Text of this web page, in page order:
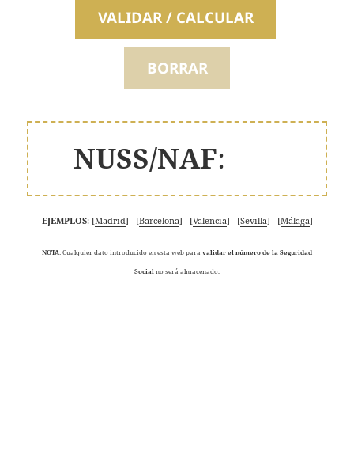
NUSS/NAF:
EJEMPLOS: [Madrid] - [Barcelona] - [Valencia] - [Sevilla] - [Málaga]
NOTA: Cualquier dato introducido en esta web para validar el número de la Seguridad
Socialno será almacenado.